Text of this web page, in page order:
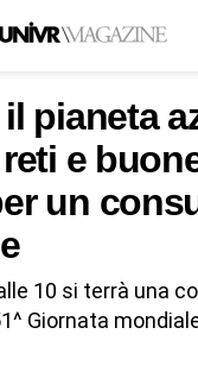
il pianeta
e
un
10 si terrà una
Giornata